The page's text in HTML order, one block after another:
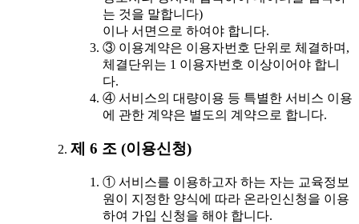
는 것을 말합니다)
이나 서면으로 하여야 합니다.
③ 이용계약은 이용자번호 단위로 체결하며,
체결단위는 1 이용자번호 이상이어야 합니
다.
④ 서비스의 대량이용 등 특별한 서비스 이용
에 관한 계약은 별도의 계약으로 합니다.
제 6 조 (이용신청)
① 서비스를 이용하고자 하는 자는 교육정보
원이 지정한 양식에 따라 온라인신청을 이용
하여 가입 신청을 해야 합니다.